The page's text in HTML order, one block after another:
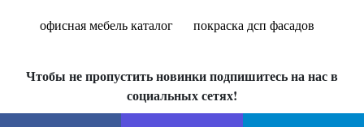
офисная мебель каталог
покраска дсп фасадов
Чтобы не пропустить новинки подпишитесь на нас в
социальных сетях!